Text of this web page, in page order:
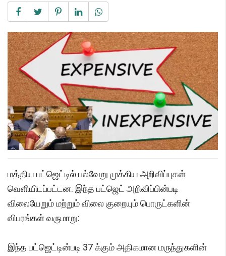
மத்திய பட்ஜெட்டில் பல்வேறு முக்கிய அறிவிப்புகள்
வெளியிடப்பட்டன. இந்த பட்ஜெட் அறிவிப்பின்படி
விலையேறும் மற்றும் விலை குறையும் பொருட்களின்
விபரங்கள் வருமாறு:
இந்த பட்ஜெட்டின்படி 37 க்கும் அதிகமான மருந்துகளின்